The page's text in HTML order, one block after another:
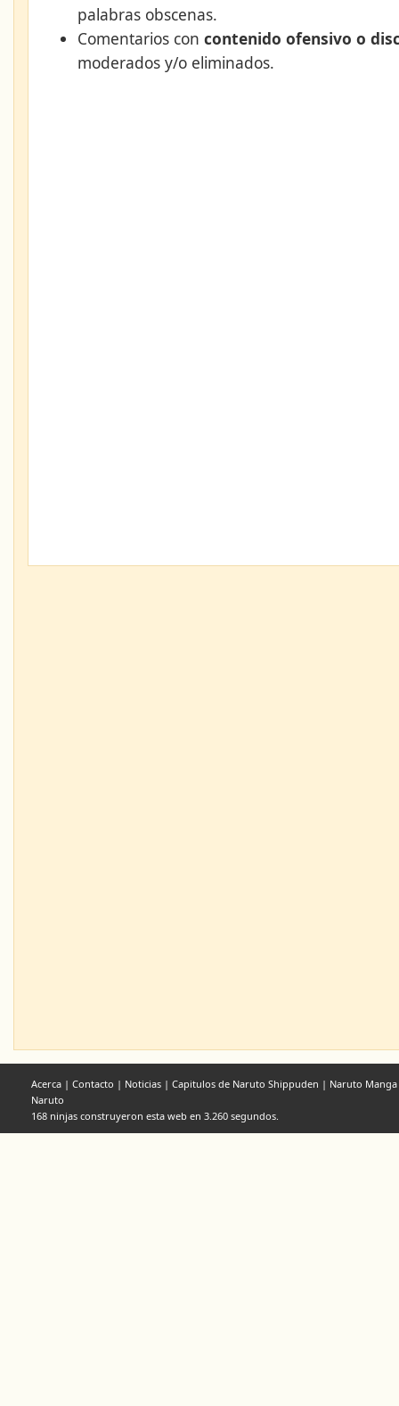
palabras obscenas.
Comentarios con contenido ofensivo o
moderados y/o eliminados.
Acerca | Contacto | Noticias | Capitulos de Naruto Shippuden | Naruto Manga
Naruto
168 ninjas construyeron esta web en 3.260 segundos.